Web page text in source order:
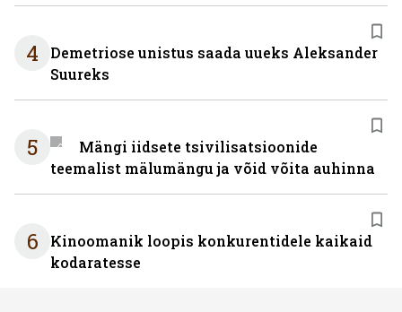
4
Demetriose unistus saada uueks Aleksander
Suureks
5
Mängi iidsete tsivilisatsioonide
teemalist mälumängu ja võid võita auhinna
6
Kinoomanik loopis konkurentidele kaikaid
kodaratesse